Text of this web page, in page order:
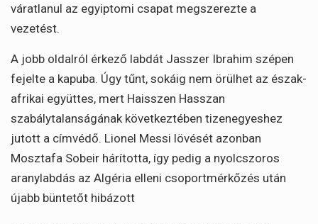
váratlanul az egyiptomi csapat megszerezte a
vezetést.
A jobb oldalról érkező labdát Jasszer Ibrahim szépen
fejelte a kapuba. Úgy tűnt, sokáig nem örülhet az észak-
afrikai együttes, mert Haisszen Hasszan
szabálytalanságának következtében tizenegyeshez
jutott a címvédő. Lionel Messi lövését azonban
Mosztafa Sobeir hárította, így pedig a nyolcszoros
aranylabdás az Algéria elleni csoportmérkőzés után
újabb büntetőt hibázott